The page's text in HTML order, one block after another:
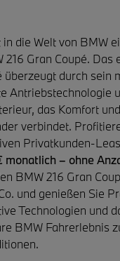
die Welt von BMW
216 Gran Coupé. Das
überzeugt durch sein
Antriebstechnologie
das Komfort
verbindet.
Privatkunden-
monatlich – ohne
BMW 216 Gran
und genießen Sie
Technologien und
BMW Fahrerlebnis